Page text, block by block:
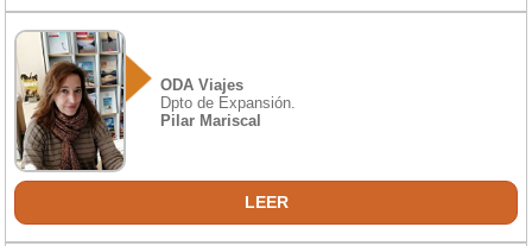
ODA Viajes
Dpto de Expansión.
Pilar Mariscal
LEER